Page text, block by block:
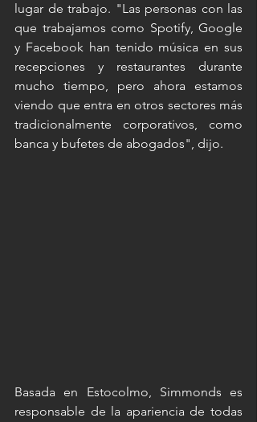
lugar de trabajo. "Las personas con las
que trabajamos como Spotify, Google
y Facebook han tenido música en sus
recepciones y restaurantes durante
mucho tiempo, pero ahora estamos
viendo que entra en otros sectores más
tradicionalmente corporativos, como
banca y bufetes de abogados", dijo.
Basada en Estocolmo, Simmonds es
responsable de la apariencia de todas